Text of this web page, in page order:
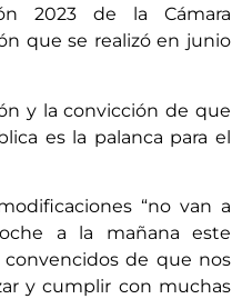
2023 de la Cámara
que se realizó en junio
y la convicción de que
es la palanca para el
“no van a
a la mañana este
de que nos
y cumplir con muchas